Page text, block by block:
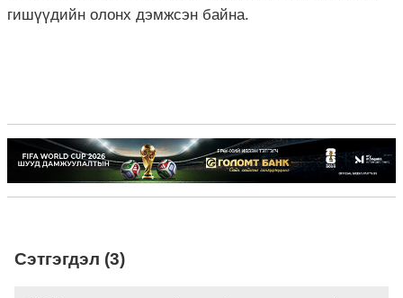
гишүүдийн олонх дэмжсэн байна.
Сэтгэгдэл (3)